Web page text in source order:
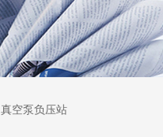
真空泵负压站